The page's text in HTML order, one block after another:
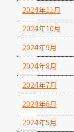
2024年11月
2024年10月
2024年9月
2024年8月
2024年7月
2024年6月
2024年5月